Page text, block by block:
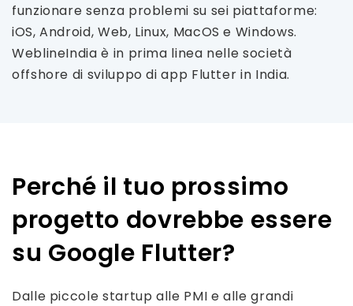
funzionare senza problemi su sei piattaforme:
iOS, Android, Web, Linux, MacOS e Windows.
WeblineIndia è in prima linea nelle società
offshore di sviluppo di app Flutter in India.
Perché il tuo prossimo
progetto dovrebbe essere
su Google Flutter?
Dalle piccole startup alle PMI e alle grandi